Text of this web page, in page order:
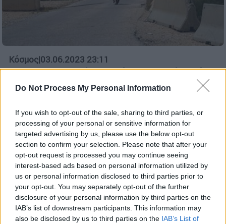
Do Not Process My Personal Information
If you wish to opt-out of the sale, sharing to third parties, or
processing of your personal or sensitive information for
targeted advertising by us, please use the below opt-out
section to confirm your selection. Please note that after your
opt-out request is processed you may continue seeing
interest-based ads based on personal information utilized by
us or personal information disclosed to third parties prior to
your opt-out. You may separately opt-out of the further
disclosure of your personal information by third parties on the
IAB’s list of downstream participants. This information may
also be disclosed by us to third parties on the IAB’s List of
Κόσμος|03.06.2023 23:11
Για το αιματηρό επεισόδιο στα σύνορά
τους αλλά και τα μέτρα που πρέπει να
Αιγύπτου και Ισραήλ
Για το αιματηρό επεισόδιο στα σύνορά τους
συζήτησαν οι υπουργοί Άμυνας Αιγύπτου και
Ισραήλ - Τα μέτρα που πρέπει να ληφθούν